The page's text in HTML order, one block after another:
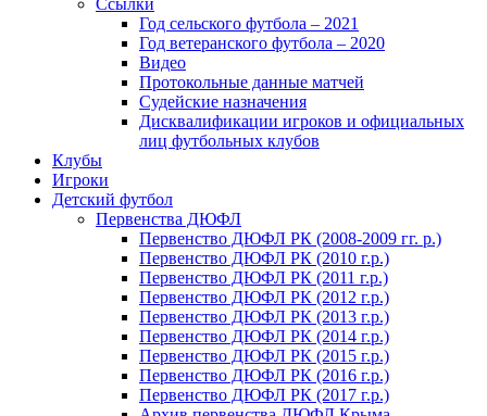
Ссылки
Год сельского футбола – 2021
Год ветеранского футбола – 2020
Видео
Протокольные данные матчей
Судейские назначения
Дисквалификации игроков и официальных
лиц футбольных клубов
Клубы
Игроки
Детский футбол
Первенства ДЮФЛ
Первенство ДЮФЛ РК (2008-2009 гг. р.)
Первенство ДЮФЛ РК (2010 г.р.)
Первенство ДЮФЛ РК (2011 г.р.)
Первенство ДЮФЛ РК (2012 г.р.)
Первенство ДЮФЛ РК (2013 г.р.)
Первенство ДЮФЛ РК (2014 г.р.)
Первенство ДЮФЛ РК (2015 г.р.)
Первенство ДЮФЛ РК (2016 г.р.)
Первенство ДЮФЛ РК (2017 г.р.)